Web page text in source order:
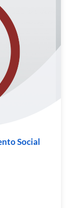
Social